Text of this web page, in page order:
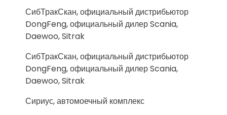
СибТракСкан, официальный дистрибьютор
DongFeng, официальный дилер Scania,
Daewoo, Sitrak
СибТракСкан, официальный дистрибьютор
DongFeng, официальный дилер Scania,
Daewoo, Sitrak
Сириус, автомоечный комплекс